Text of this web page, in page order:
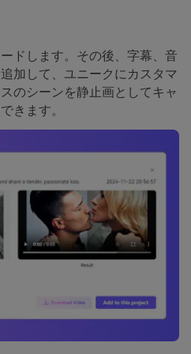
ドします。その後、字幕、音
加して、ユニークにカスタマ
のシーンを静止画としてキャ
きます。